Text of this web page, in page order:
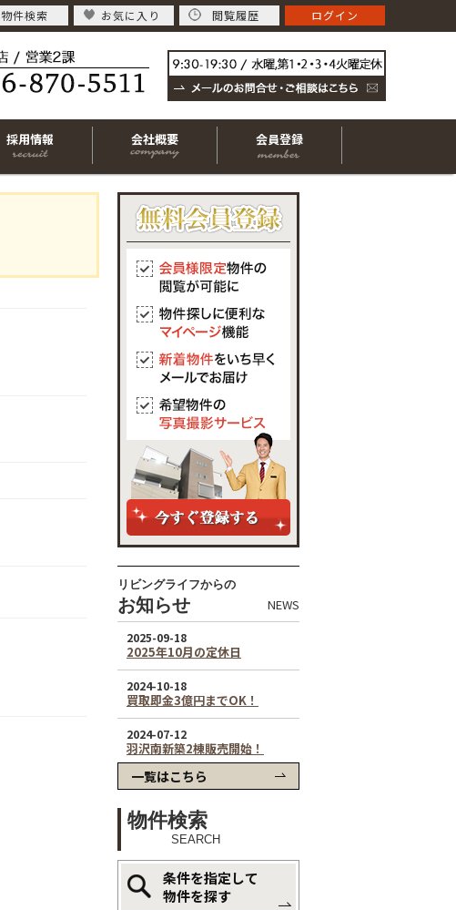
採用情報 会社概要 会員登録
リビングライフからの
お知らせ NEWS
一覧はこちら
物件検索
SEARCH
条件を指定して
物件を探す
物件検索 お気に入り 閲覧履歴 ログイン